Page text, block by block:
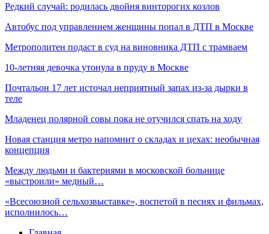
Редкий случай: родилась двойня винторогих козлов
Автобус под управлением женщины попал в ДТП в Москве
Метрополитен подаст в суд на виновника ДТП с трамваем
10-летняя девочка утонула в пруду в Москве
Почтальон 17 лет источал неприятный запах из-за дырки в
теле
Младенец полярной совы пока не отучился спать на ходу
Новая станция метро напомнит о складах и цехах: необычная
концепция
Между людьми и бактериями в московской больнице
«выстроили» медный…
«Всесоюзной сельхозвыставке», воспетой в песнях и фильмах,
исполнилось…